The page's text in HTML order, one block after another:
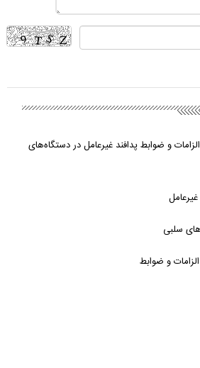
و ضوابط پدافند غیرعامل در دستگاه‌های
سلبی
و ضوابط